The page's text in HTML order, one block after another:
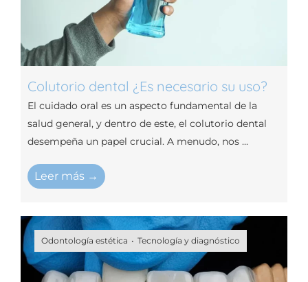
Colutorio dental ¿Es necesario su uso?
El cuidado oral es un aspecto fundamental de la
salud general, y dentro de este, el colutorio dental
desempeña un papel crucial. A menudo, nos ...
Leer más →
Odontología estética Tecnología y diagnóstico